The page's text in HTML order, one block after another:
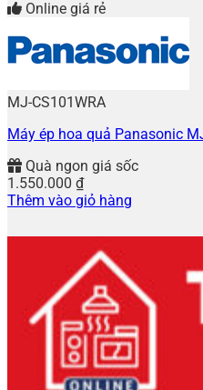
Online giá rẻ
MJ-CS101WRA
Máy ép hoa quả Panasonic
Quà ngon giá sốc
1.550.000 ₫
Thêm vào giỏ hàng